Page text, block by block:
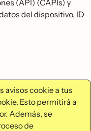
(API) (CAPIs) y
del dispositivo, ID
cookie a tus
Esto permitirá a
Además, se
de